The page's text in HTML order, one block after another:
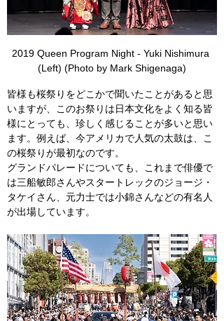
2019 Queen Program Night - Yuki Nishimura
(Left) (Photo by Mark Shigenaga)
皆様も桜祭りをどこかで聞いたことがあると思
いますが、このお祭りは日本文化をよく知る皆
様にとっても、珍しく感じることが多いと思い
ます。例えば、今アメリカで人気の太鼓は、こ
の桜祭りが最初なのです。
グランドパレードについても、これまで俳優で
は三船敏郎さんやスタートレックのジョージ・
タケイさん、元力士では小錦さんなどの有名人
が出場しています。